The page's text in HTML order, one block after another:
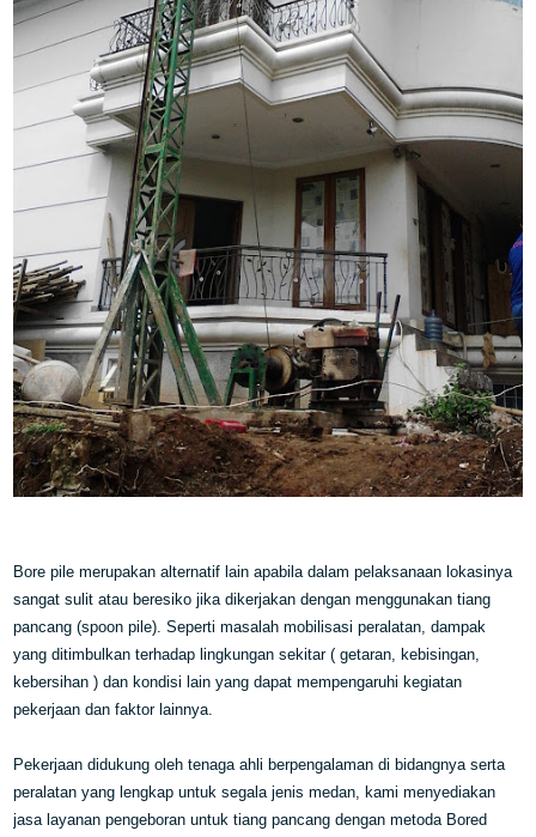
Bore pile merupakan alternatif lain apabila dalam pelaksanaan lokasinya
sangat sulit atau beresiko jika dikerjakan dengan menggunakan tiang
pancang (spoon pile). Seperti masalah mobilisasi peralatan, dampak
yang ditimbulkan terhadap lingkungan sekitar ( getaran, kebisingan,
kebersihan ) dan kondisi lain yang dapat mempengaruhi kegiatan
pekerjaan dan faktor lainnya.
Pekerjaan didukung oleh tenaga ahli berpengalaman di bidangnya serta
peralatan yang lengkap untuk segala jenis medan, kami menyediakan
jasa layanan pengeboran untuk tiang pancang dengan metoda Bored